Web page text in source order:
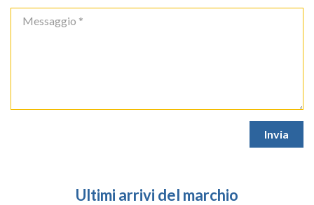
Ultimi arrivi del marchio